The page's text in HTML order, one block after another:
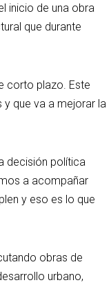
inicio de una obra
que durante
corto plazo. Este
que va a mejorar la
decisión política
a acompañar
y eso es lo que
obras de
urbano,